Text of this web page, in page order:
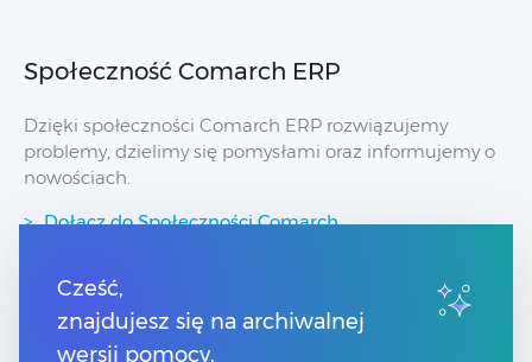
Społeczność Comarch ERP
Dzięki społeczności Comarch ERP rozwiązujemy
problemy, dzielimy się pomysłami oraz informujemy o
nowościach.
Dołącz do Społeczności Comarch
Przydatne linki
Strony dla Klientów
Cześć,
znajdujesz się na archiwalnej
wersji pomocy.